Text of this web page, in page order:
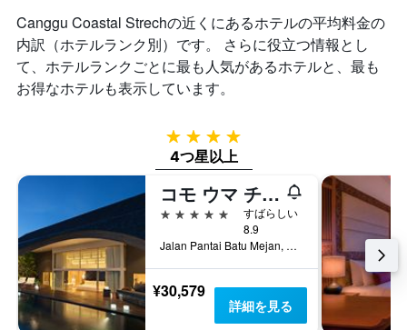
Canggu Coastal Strechの近くにあるホテルの平均料金の
内訳（ホテルランク別）です。 さらに役立つ情報とし
て、ホテルランクごとに最も人気があるホテルと、最も
お得なホテルも表示しています。
4つ星
4つ星以上
コモ ウマ チャングー
5つ星
すばらしい
8.9
Jalan Pantai Batu Mejan, ケロボカン, インドネシア
¥30,579
詳細を見る